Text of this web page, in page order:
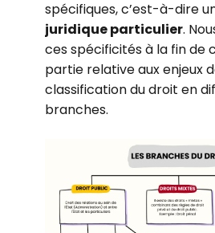
spécifiques, c’est-à-dire
juridique particulier.
ces spécificités à la fin de
partie relative aux enjeux
classification du droit en
branches.